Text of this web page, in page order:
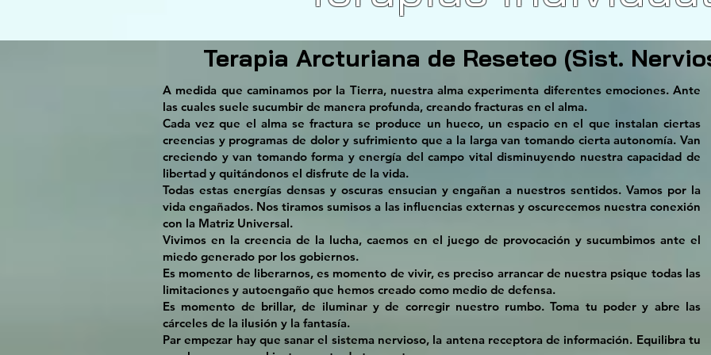
Terapia Arcturiana de Reseteo (Sist.
A medida que caminamos por la Tierra, nuestra alma experimenta diferentes emociones. Ante
las cuales suele sucumbir de manera profunda, creando fracturas en el alma.
Cada vez que el alma se fractura se produce un hueco, un espacio en el que instalan ciertas
creencias y programas de dolor y sufrimiento que a la larga van tomando cierta autonomía. Van
creciendo y van tomando forma y energía del campo vital disminuyendo nuestra capacidad de
libertad y quitándonos el disfrute de la vida.
Todas estas energías densas y oscuras ensucian y engañan a nuestros sentidos. Vamos por la
vida engañados. Nos tiramos sumisos a las influencias externas y oscurecemos nuestra conexión
con la Matriz Universal.
Vivimos en la creencia de la lucha, caemos en el juego de provocación y sucumbimos ante el
miedo generado por los gobiernos.
Es momento de liberarnos, es momento de vivir, es preciso arrancar de nuestra psique todas las
limitaciones y autoengaño que hemos creado como medio de defensa.
Es momento de brillar, de iluminar y de corregir nuestro rumbo. Toma tu poder y abre las
cárceles de la ilusión y la fantasía.
Par empezar hay que sanar el sistema nervioso, la antena receptora de información. Equilibra tu